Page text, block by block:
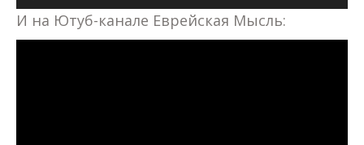
И на Ютуб-канале Еврейская Мысль: